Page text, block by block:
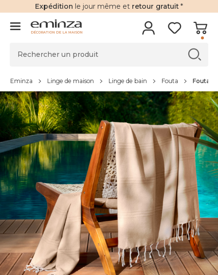
Expédition le jour même et retour gratuit *
DÉCORATION DE LA MAISON
Eminza Linge de maison Linge de bain Fouta Fouta